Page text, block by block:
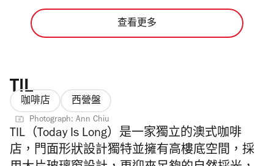
查看更多
TIL
咖啡店 西營盤
Photograph: Ann Chiu
TIL（Today Is Long） 是一家獨立的澳式咖啡
店，門面形狀設計獨特並擁有高樓底空間，採